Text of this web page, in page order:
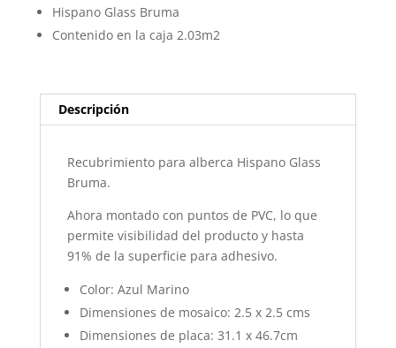
Hispano Glass Bruma
Contenido en la caja 2.03m2
Descripción
Recubrimiento para alberca Hispano Glass
Bruma.
Ahora montado con puntos de PVC, lo que
permite visibilidad del producto y hasta
91% de la superficie para adhesivo.
Color: Azul Marino
Dimensiones de mosaico: 2.5 x 2.5 cms
Dimensiones de placa: 31.1 x 46.7cm